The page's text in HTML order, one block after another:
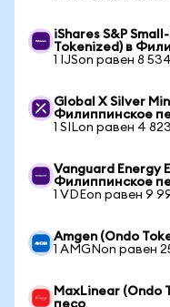
iShares S&P
Tokenized) в
1 IJSon равен 8
Global X Silver
Филиппинское
1 SILon равен 4
Vanguard Energy
Филиппинское
1 VDEon равен 9
Amgen (Ondo
1 AMGNon равен
MaxLinear (Ondo
песо